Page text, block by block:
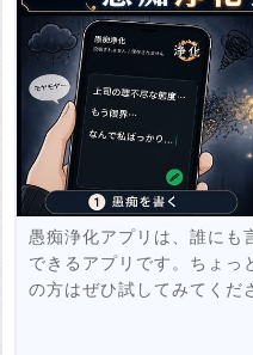
例：https://
例：https://youtu.be/
愚痴浄化アプリは、誰にも
できるアプリです。ちょっ
の方はぜひ試してみてくだ